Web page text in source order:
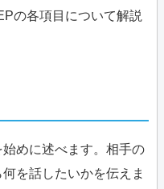
の各項目について解説
めに述べます。相手の
を話したいかを伝えま